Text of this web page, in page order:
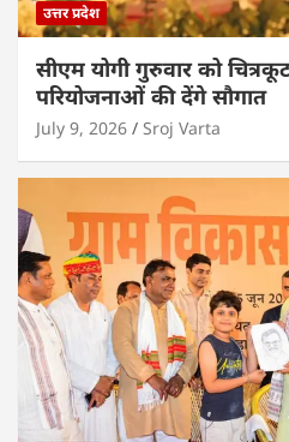
उत्तर प्रदेश
सीएम योगी गुरुवार को
परियोजनाओं की देंगे सौगात
July 9, 2026 Sroj Varta